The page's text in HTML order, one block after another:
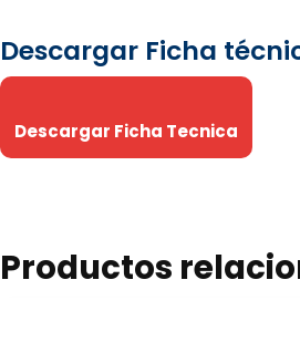
Descargar Ficha
Descargar Ficha Tecnica
Productos